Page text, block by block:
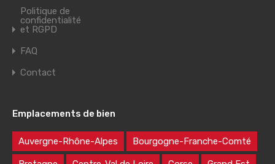
Politique de
confidentialité
et RGPD
FAQ
Contact
Emplacements de bien
Auvergne-Rhône-Alpes Bourgogne-Franche-Comté